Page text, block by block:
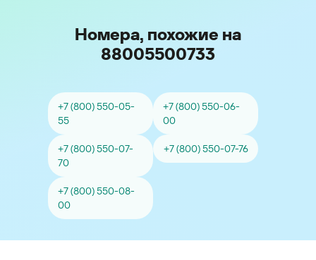
Номера, похожие на
88005500733
+7 (800) 550-05-
55
+7 (800) 550-06-
00
+7 (800) 550-07-
70
+7 (800) 550-07-76
+7 (800) 550-08-
00